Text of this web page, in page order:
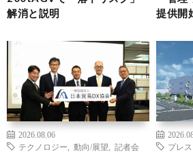
解消と説明
提供開
2026.08.06
テクノロジー
動向/展望
記者会
プレ